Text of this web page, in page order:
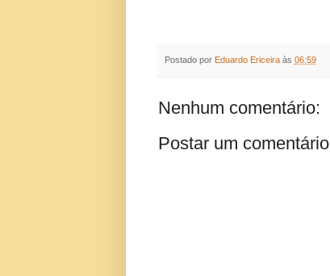
Postado por Eduardo Ericeira às 06:59
Nenhum comentário:
Postar um comentário